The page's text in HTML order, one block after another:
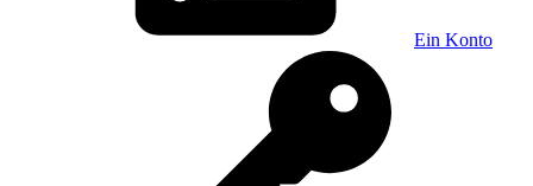
Ein Konto